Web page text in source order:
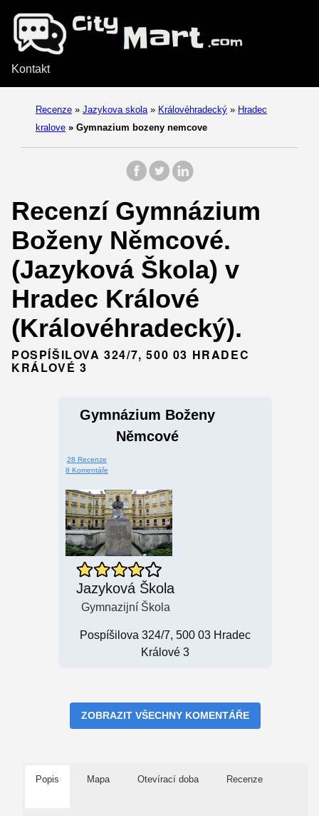
Kontakt
Recenze » Jazykova skola » Královéhradecký » Hradec
kralove » Gymnazium bozeny nemcove
Recenzí Gymnázium
Boženy Němcové.
(Jazyková Škola) v
Hradec Králové
(Královéhradecký).
POSPÍŠILOVA 324/7, 500 03 HRADEC
KRÁLOVÉ 3
Gymnázium Boženy
Němcové
28 Recenze
8 Komentáře
Jazyková Škola
Gymnazijní Škola
Pospíšilova 324/7, 500 03 Hradec
Králové 3
ZOBRAZIT VŠECHNY KOMENTÁŘE
Popis Mapa Otevírací doba Recenze